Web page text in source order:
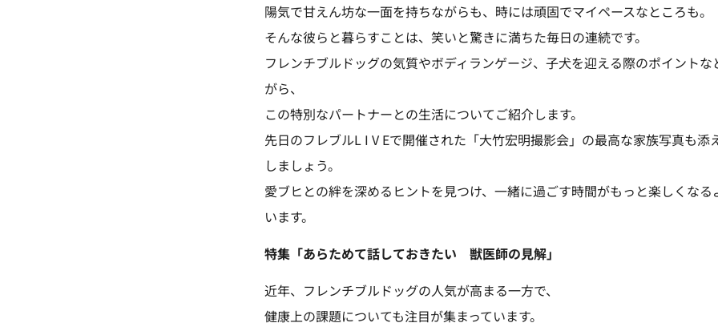
陽気で甘えん坊な一面を持ちながらも、時には頑固でマイペースなところも。
そんな彼らと暮らすことは、笑いと驚きに満ちた毎日の連続です。
フレンチブルドッグの気質やボディランゲージ、子犬を迎える際のポイントな
がら、
この特別なパートナーとの生活についてご紹介します。
先日のフレブルL I V Eで開催された「大竹宏明撮影会」の最高な家族写真も添
しましょう。
愛ブヒとの絆を深めるヒントを見つけ、一緒に過ごす時間がもっと楽しくなる
います。
特集「あらためて話しておきたい 獣医師の見解」
近年、フレンチブルドッグの人気が高まる一方で、
健康上の課題についても注目が集まっています。